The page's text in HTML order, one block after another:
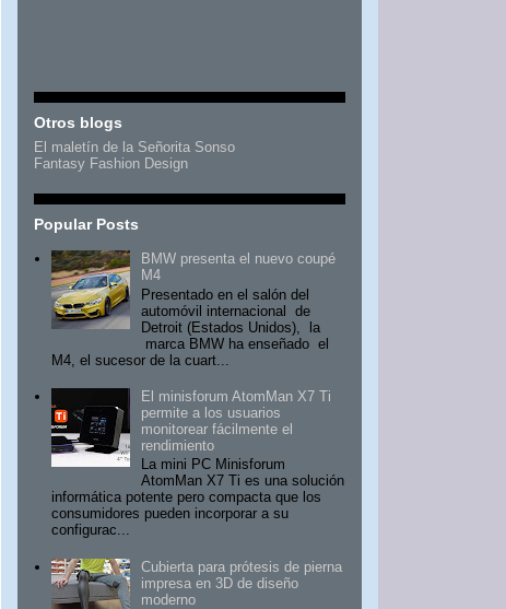
Otros blogs
El maletín de la Señorita Sonso
Fantasy Fashion Design
Popular Posts
BMW presenta el nuevo coupé
M4
Presentado en el salón del
automóvil internacional de
Detroit (Estados Unidos), la
marca BMW ha enseñado el
M4, el sucesor de la cuart...
El minisforum AtomMan X7 Ti
permite a los usuarios
monitorear fácilmente el
rendimiento
La mini PC Minisforum
AtomMan X7 Ti es una solución
informática potente pero compacta que los
consumidores pueden incorporar a su
configurac...
Cubierta para prótesis de pierna
impresa en 3D de diseño
moderno